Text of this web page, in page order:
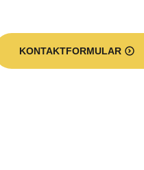
KONTAKTFORMULAR